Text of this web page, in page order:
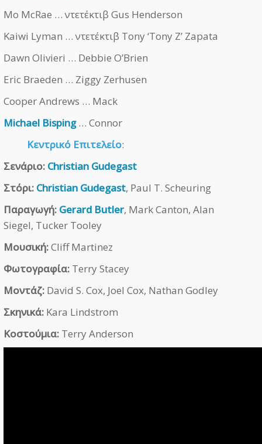
Mo McRae … ντετέκτιβ Gus Henderson
Kaiwi Lyman … ντετέκτιβ Tony ‘Tony Z’ Zapata
Dawn Olivieri … Debbie O’Brien
Eric Braeden … Ziggy Zerhusen
Cooper Andrews … Mack
Michael Bisping… Connor
Κεντρικό Επιτελείο:
Σενάριο: Christian Gudegast
Στόρι: Christian Gudegast, Paul T. Scheuring
Παραγωγή: Gerard Butler, Mark Canton, Alan
Siegel, Tucker Tooley
Μουσική:Cliff Martinez
Φωτογραφία: Terry Stacey
Μοντάζ: David S. Cox, Joel Cox, Nathan Godley
Σκηνικά: Kara Lindstrom
Κοστούμια: Terry Anderson